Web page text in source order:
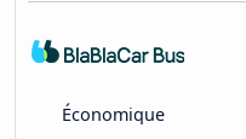
Économique